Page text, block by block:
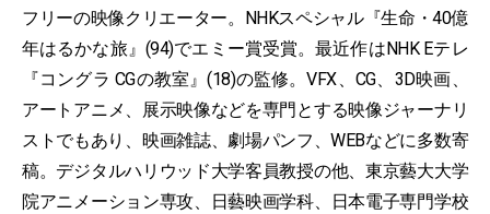
フリーの映像クリエーター。NHKスペシャル『生命・40億
年はるかな旅』(94)でエミー賞受賞。最近作はNHK Eテレ
『コングラ CGの教室』(18)の監修。VFX、CG、3D映画、
アートアニメ、展示映像などを専門とする映像ジャーナリ
ストでもあり、映画雑誌、劇場パンフ、WEBなどに多数寄
稿。デジタルハリウッド大学客員教授の他、東京藝大大学
院アニメーション専攻、日藝映画学科、日本電子専門学校